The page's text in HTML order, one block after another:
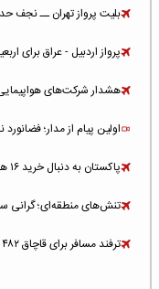
بلیت پرواز تهران ــ نجف حداقل ۲۰ میلیون
پرواز اردبیل - عراق برای
هشدار شرکت‌های
اولین پیام از مدار؛
پاکستان به دنبال خرید ۱۶ هواپیمای جدید برای ناوگان PIA
تنش‌های منطقه‌ای؛ گرانی
ترفند مسافر برای قاچاق ۴۸۲ گرم طلا به ارزش ۸۲ میلیارد ریال